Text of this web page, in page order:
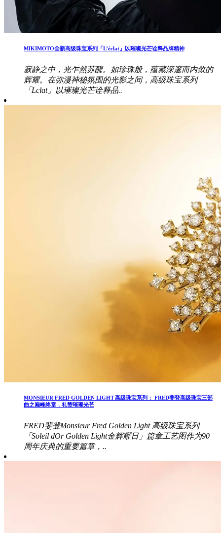
MIKIMOTO全新高级珠宝系列「L’éclat」以璀璨光芒诠释品牌精神
寂静之中，光乍然苏醒。如珍珠般，蕴藏深邃而内敛的
辉耀。在弥漫神秘氛围的光影之间，高级珠宝系列
「Lclat」以璀璨光芒诠释品..
MONSIEUR FRED GOLDEN LIGHT 高级珠宝系列： FRED斐登高级珠宝三部
曲之巅峰终章，礼赞璀璨光芒
FRED斐登Monsieur Fred Golden Light 高级珠宝系列
「Soleil dOr Golden Light金辉耀日」篇章工艺图作为90
周年庆典的重要篇章，..